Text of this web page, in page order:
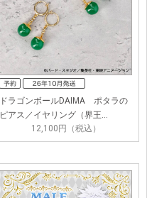
ドラゴンボールDAIMA ポタラの
ピアス／イヤリング（界王…
12,100円（税込）